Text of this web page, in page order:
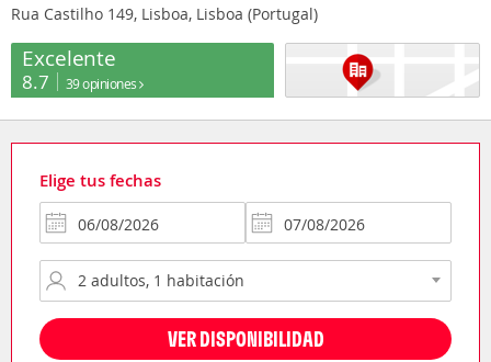
Rua Castilho 149, Lisboa, Lisboa (Portugal)
Excelente
8.7 39 opiniones
Elige tus fechas
VER DISPONIBILIDAD